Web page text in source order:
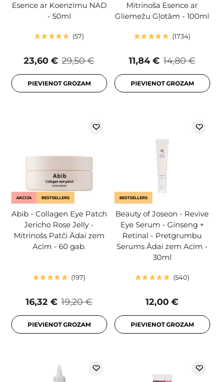
Esence ar Koenzīmu NAD
- 50ml
57
29,50 €
23,60 €
PIEVIENOT GROZAM
Mitrinoša Esence ar
Gliemežu Gļotām - 100ml
1734
14,80 €
11,84 €
PIEVIENOT GROZAM
AKCIJA BESTSELLERS
Abib - Collagen Eye Patch
Jericho Rose Jelly -
Mitrinošs Patči Ādai zem
Acīm - 60 gab.
197
19,20 €
16,32 €
PIEVIENOT GROZAM
BESTSELLERS
Beauty of Joseon - Revive
Eye Serum - Ginseng +
Retinal - Pretgrumbu
Serums Ādai zem Acīm -
30ml
540
12,00 €
PIEVIENOT GROZAM